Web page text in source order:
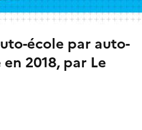
école par auto-
2018, par Le